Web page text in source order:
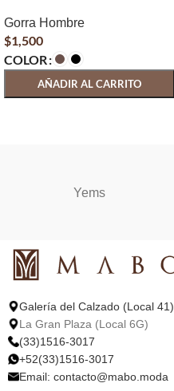
Gorra Hombre
$1,500
COLOR
AÑADIR AL CARRITO
Yems
Galería del Calzado (Local 41)
La Gran Plaza (Local 6G)
(33)1516-3017
+52(33)1516-3017
Email: contacto@mabo.moda